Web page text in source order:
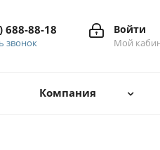
Войти
688-88-18
звонок
Компания